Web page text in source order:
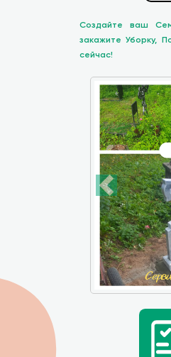
Создайте ваш
закажите Уборку,
сейчас!